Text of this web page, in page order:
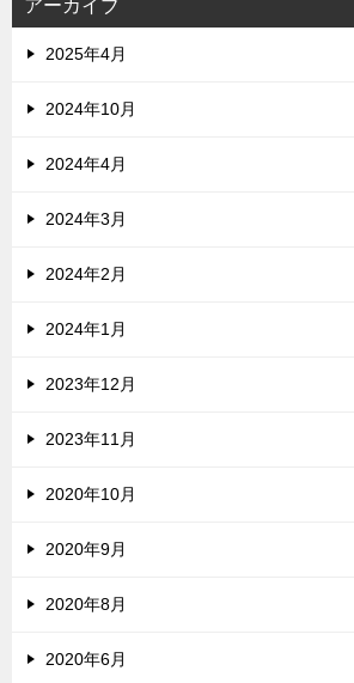
アーカイブ
2025年4月
2024年10月
2024年4月
2024年3月
2024年2月
2024年1月
2023年12月
2023年11月
2020年10月
2020年9月
2020年8月
2020年6月